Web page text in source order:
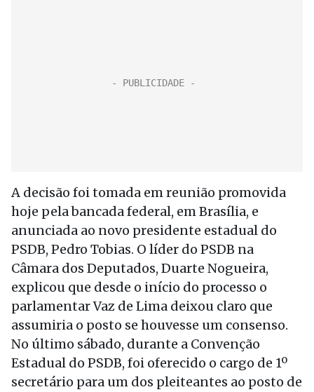
A decisão foi tomada em reunião promovida
hoje pela bancada federal, em Brasília, e
anunciada ao novo presidente estadual do
PSDB, Pedro Tobias. O líder do PSDB na
Câmara dos Deputados, Duarte Nogueira,
explicou que desde o início do processo o
parlamentar Vaz de Lima deixou claro que
assumiria o posto se houvesse um consenso.
No último sábado, durante a Convenção
Estadual do PSDB, foi oferecido o cargo de 1º
secretário para um dos pleiteantes ao posto de